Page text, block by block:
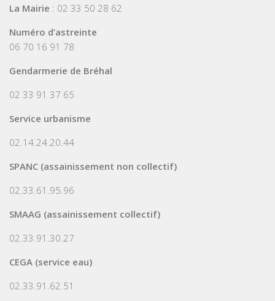
La Mairie : 02 33 50 28 62
Numéro d’astreinte
06 70 16 91 78
Gendarmerie de Bréhal
02 33 91 37 65
Service urbanisme
02.14.24.20.44
SPANC (assainissement non collectif)
02.33.61.95.96
SMAAG (assainissement collectif)
02.33.91.30.27
CEGA (service eau)
02.33.91.62.51